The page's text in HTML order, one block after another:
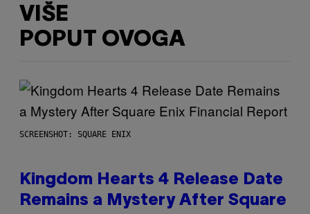
VIŠE
POPUT OVOGA
SCREENSHOT: SQUARE ENIX
Kingdom Hearts 4 Release Date
Remains a Mystery After Square